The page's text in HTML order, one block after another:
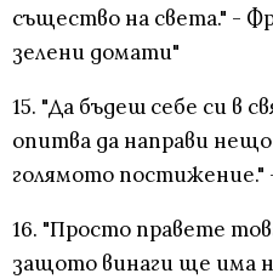
същество на света." -
зелени домати"
15. "Да бъдеш себе си в
опитва да направи
голямото постижение."
16. "Просто правете
защото винаги ще има